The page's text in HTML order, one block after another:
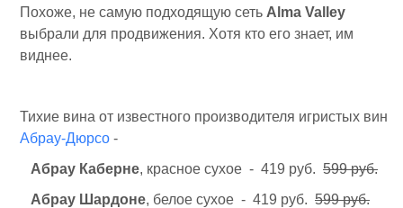
Похоже, не самую подходящую сеть Alma Valley
выбрали для продвижения. Хотя кто его знает, им
виднее.
Тихие вина от известного производителя игристых вин
Абрау-Дюрсо -
Абрау Каберне, красное сухое - 419 руб. 599 руб.
Абрау Шардоне, белое сухое - 419 руб. 599 руб.